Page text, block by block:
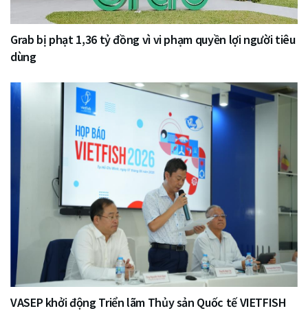
Grab bị phạt 1,36 tỷ đồng vì vi phạm quyền lợi người tiêu
dùng
VASEP khởi động Triển lãm Thủy sản Quốc tế VIETFISH